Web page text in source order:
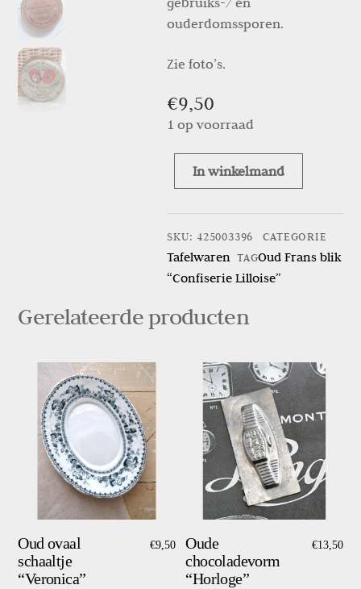
ouderdomssporen.
Zie foto’s.
€9,50
1 op voorraad
“Confiserie
Lilloise”
aantal
In winkelmand
SKU: 425003396 CATEGORIE
Tafelwaren TAGOud Frans blik
“Confiserie Lilloise”
Gerelateerde producten
Oud ovaal
schaaltje
“Veronica”
€9,50
Oude
chocoladevorm
“Horloge”
€13,50